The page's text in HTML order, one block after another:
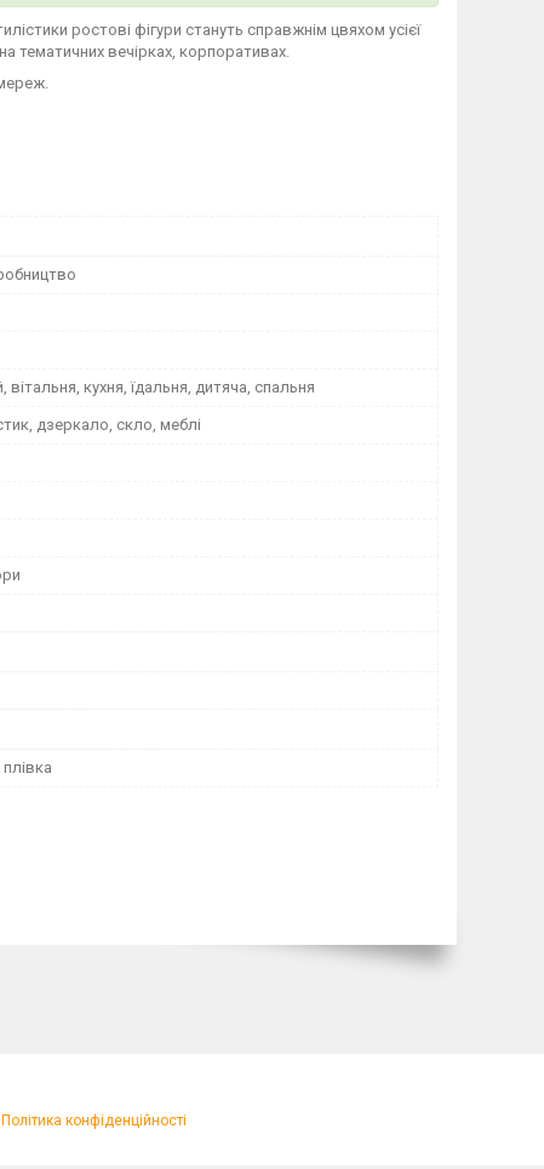
ростові фігури стануть справжнім цвяхом усієї
тематичних вечірках, корпоративах.
вітальня, кухня, їдальня, дитяча, спальня
дзеркало, скло, меблі
Політика конфіденційності